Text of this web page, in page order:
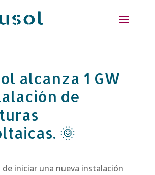
alcanza 1 GW
de
🌞
de iniciar una nueva instalación